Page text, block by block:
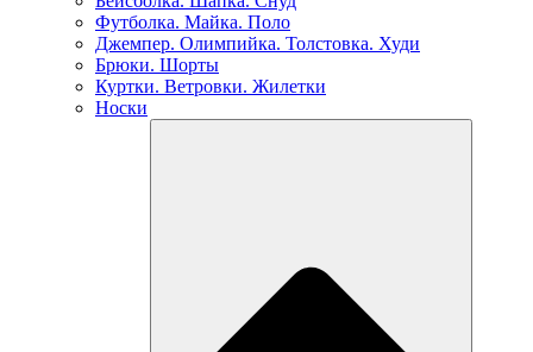
Футболка. Майка. Поло
Джемпер. Олимпийка. Толстовка. Худи
Брюки. Шорты
Куртки. Ветровки. Жилетки
Носки